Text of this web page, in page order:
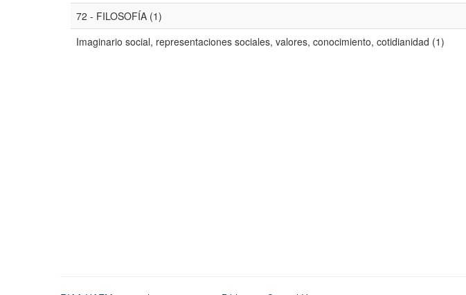
72 - FILOSOFÍA (1)
Imaginario social, representaciones sociales, valores, conocimiento, cotidianidad (1)